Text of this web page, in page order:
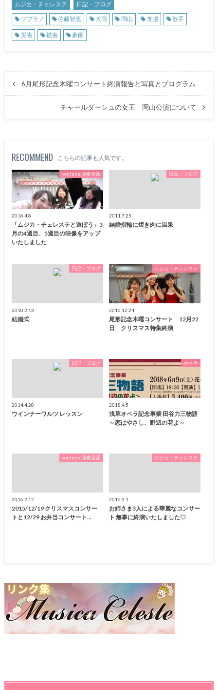
ムジカ・チェレステ
日記・ブログ
ソプラノ
佐藤智恵 大雨 岡山 支援 歌手
災害 被害 豪雨
6月尾形記念木曜コンサート終演報告と写真とプログラム
チャールダーシュの女王 岡山公演について
RECOMMEND こちらの記事も人気です。
youtube 演奏音源
2016.4.8
「ムジカ・チェレステと遊ぼう」3
月の4週目、5週目の映像をアップ
いたしました
日記・ブログ
2011.7.25
結婚指輪に焼き肉に温泉
日記・ブログ
2010.2.13
結婚式
ムジカ・チェレステ
2016.12.24
尾形記念木曜コンサート 12月22
日 クリスマス特集終演
日記・ブログ
2014.4.28
ウインナーワルツ レッスン
オペラ
2018.4.5
浅草オペラ記念事業 田谷力三物語
～恋はやさし、野辺の花よ～
youtube 演奏音源
2016.2.12
2015/12/19 クリスマスコンサー
トと12/29 お弁当コンサート…
ムジカ・チェレステ
2016.3.1
お姉さま3人による華麗なコンサー
ト 無事に終演いたしました♡